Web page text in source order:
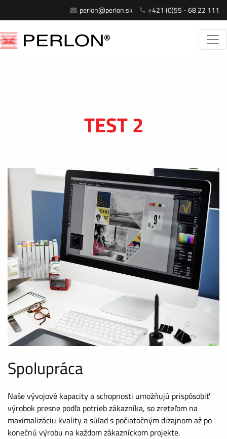
perlon@perlon.sk +421 (0)55 - 68 22 111
TEST 2
Spolupráca
Naše vývojové kapacity a schopnosti umožňujú prispôsobiť
výrobok presne podľa potrieb zákazníka, so zreteľom na
maximalizáciu kvality a súlad s počiatočným dizajnom až po
konečnú výrobu na každom zákazníckom projekte.